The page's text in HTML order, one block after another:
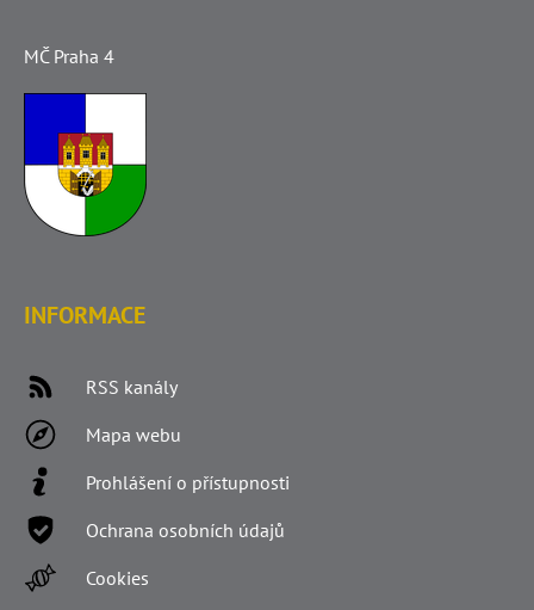
MČ Praha 4
INFORMACE
RSS kanály
Mapa webu
Prohlášení o přístupnosti
Ochrana osobních údajů
Cookies